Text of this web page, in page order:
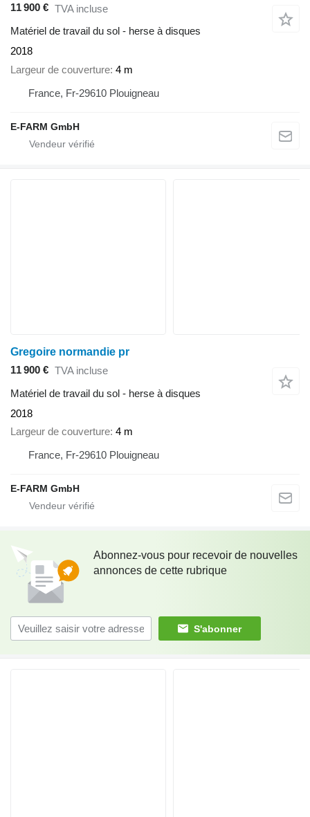
11 900 € TVA incluse
Matériel de travail du sol - herse à disques
2018
Largeur de couverture 4 m
France, Fr-29610 Plouigneau
E-FARM GmbH
Gregoire normandie pr
11 900 € TVA incluse
Matériel de travail du sol - herse à disques
2018
Largeur de couverture 4 m
France, Fr-29610 Plouigneau
E-FARM GmbH
Abonnez-vous pour recevoir de nouvelles
annonces de cette rubrique
S'abonner